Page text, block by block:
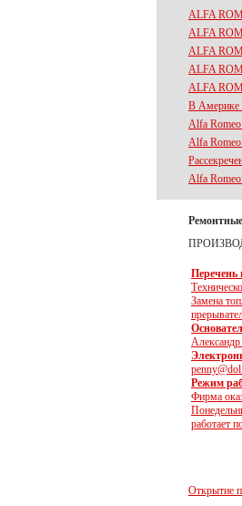
ALFA
ALFA
ALFA
ALFA
ALFA
В Америке
Alfa
Alfa
Alfa Romeo
Перечень
Замена
Режим
Фирма
работает
Открытие